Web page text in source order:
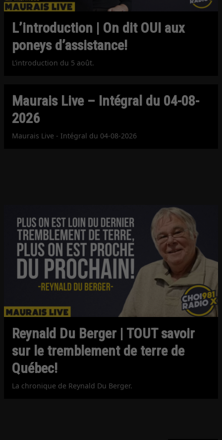
L’introduction | On dit OUI aux
poneys d’assistance!
L’introduction du 5 août.
Maurais Live – Intégral du 04-08-
2026
Maurais Live - Intégral du 04-08-2026
Reynald Du Berger | TOUT savoir
sur le tremblement de terre de
Québec!
La chronique de Reynald Du Berger.